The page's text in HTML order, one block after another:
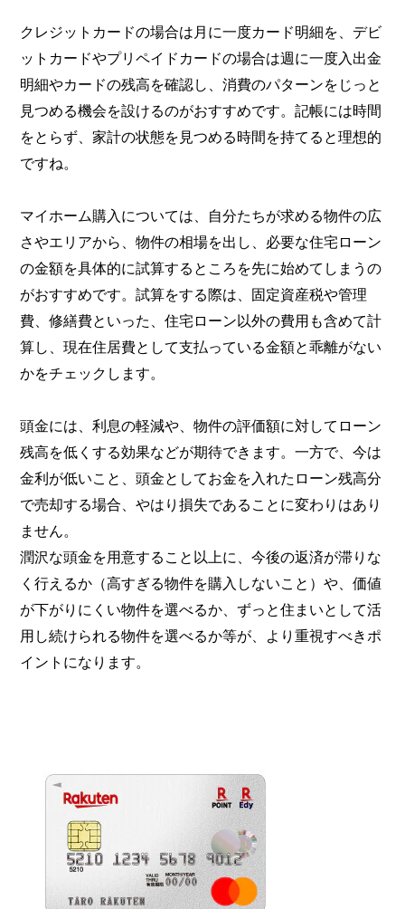
クレジットカードの場合は月に一度カード明細を、デビ
ットカードやプリペイドカードの場合は週に一度入出金
明細やカードの残高を確認し、消費のパターンをじっと
見つめる機会を設けるのがおすすめです。記帳には時間
をとらず、家計の状態を見つめる時間を持てると理想的
ですね。
マイホーム購入については、自分たちが求める物件の広
さやエリアから、物件の相場を出し、必要な住宅ローン
の金額を具体的に試算するところを先に始めてしまうの
がおすすめです。試算をする際は、固定資産税や管理
費、修繕費といった、住宅ローン以外の費用も含めて計
算し、現在住居費として支払っている金額と乖離がない
かをチェックします。
頭金には、利息の軽減や、物件の評価額に対してローン
残高を低くする効果などが期待できます。一方で、今は
金利が低いこと、頭金としてお金を入れたローン残高分
で売却する場合、やはり損失であることに変わりはあり
ません。
潤沢な頭金を用意すること以上に、今後の返済が滞りな
く行えるか（高すぎる物件を購入しないこと）や、価値
が下がりにくい物件を選べるか、ずっと住まいとして活
用し続けられる物件を選べるか等が、より重視すべきポ
イントになります。